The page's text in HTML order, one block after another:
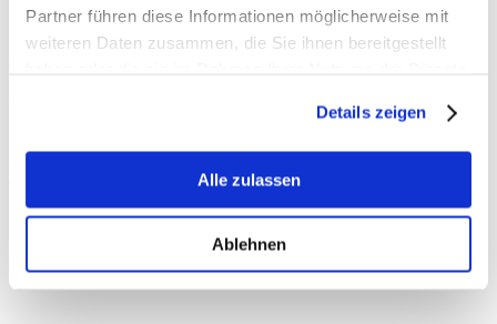
Partner führen diese Informationen möglicherweise mit
weiteren Daten zusammen, die Sie ihnen bereitgestellt
Details zeigen
Alle zulassen
Ablehnen
Priorin Schwester Justina gab mir am nächsten Morgen einen
Einblick in das Leben im Kloster. Besonders beeindruckt hat mich
und einiges mehr von Hand gewebt und bestickt werden.
Aufenthalt! Gerne wäre ich noch etwas länger in der Gemeinschaft
der Benediktinerinnen zu Gast geblieben.